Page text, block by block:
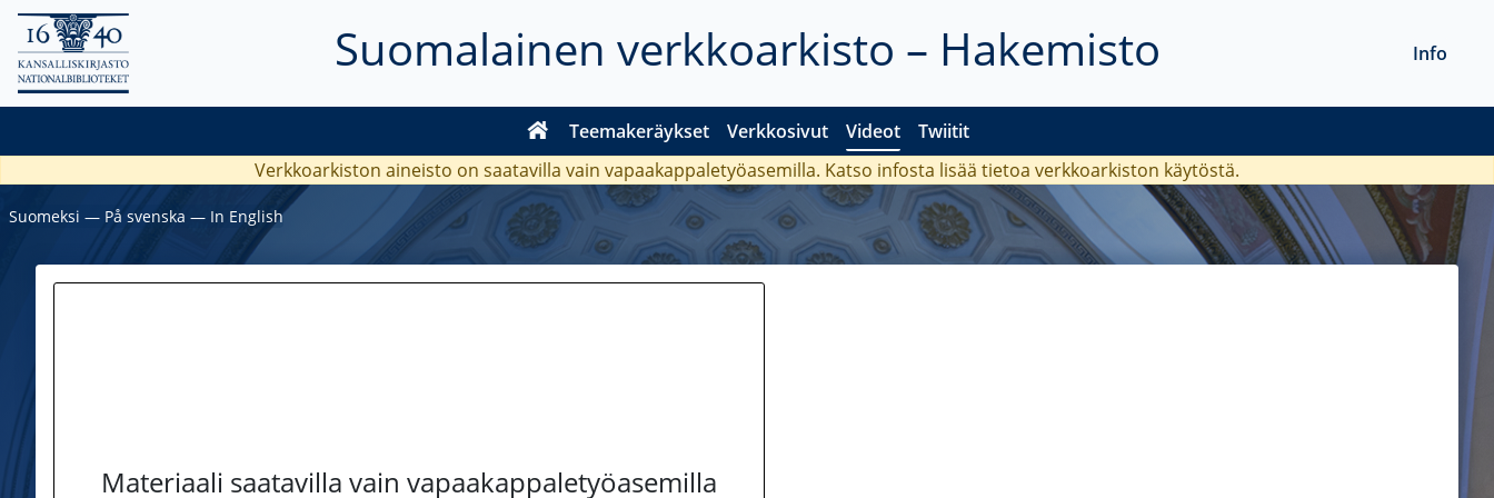
Suomalainen verkkoarkisto – Hakemisto
Teemakeräykset Verkkosivut Videot Twiitit
Info
Verkkoarkiston aineisto on saatavilla vain vapaakappaletyöasemilla. Katso infosta lisää tietoa verkkoarkiston käytöstä.
Suomeksi ― På svenska ― In English
Materiaali saatavilla vain vapaakappaletyöasemilla